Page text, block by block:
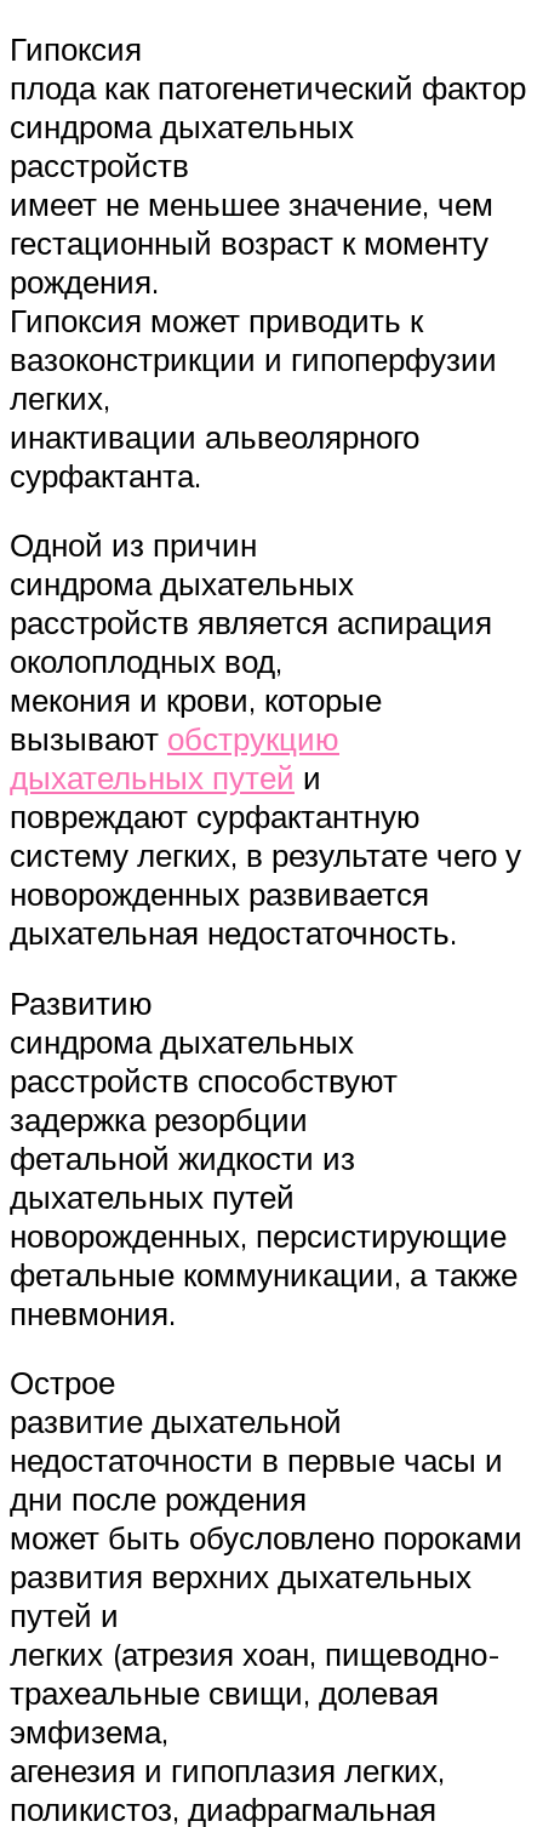
Гипоксия
плода как патогенетический фактор
синдрома дыхательных
расстройств
имеет не меньшее значение, чем
гестационный возраст к моменту
рождения.
Гипоксия может приводить к
вазоконстрикции и гипоперфузии
легких,
инактивации альвеолярного
сурфактанта.
Одной из причин
синдрома дыхательных
расстройств является аспирация
околоплодных вод,
мекония и крови, которые
вызывают обструкцию
дыхательных путей и
повреждают сурфактантную
систему легких, в результате чего у
новорожденных развивается
дыхательная недостаточность.
Развитию
синдрома дыхательных
расстройств способствуют
задержка резорбции
фетальной жидкости из
дыхательных путей
новорожденных, персистирующие
фетальные коммуникации, а также
пневмония.
Острое
развитие дыхательной
недостаточности в первые часы и
дни после рождения
может быть обусловлено пороками
развития верхних дыхательных
путей и
легких (атрезия хоан, пищеводно-
трахеальные свищи, долевая
эмфизема,
агенезия и гипоплазия легких,
поликистоз, диафрагмальная